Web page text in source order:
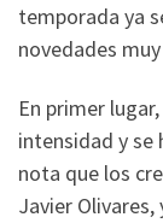
temporada ya
novedades
En primer
intensidad y se
nota que los
Javier